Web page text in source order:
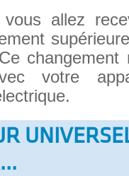
allez
votre